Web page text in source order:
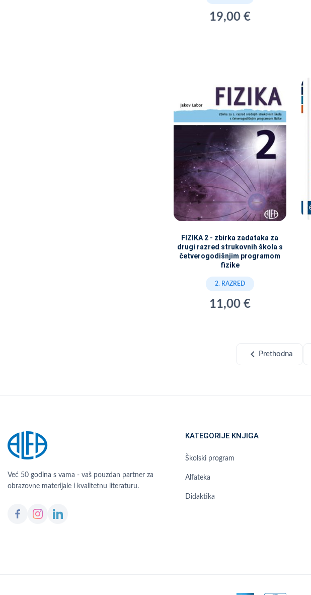
19,00 €
FIZIKA 2 - zbirka zadataka za
drugi razred strukovnih škola s
četverogodišnjim programom
fizike
2. RAZRED
11,00 €
chevron_left Prethodna
Već 50 godina s vama - vaš pouzdan partner za
obrazovne materijale i kvalitetnu literaturu.
KATEGORIJE KNJIGA
Školski program
Alfateka
Didaktika